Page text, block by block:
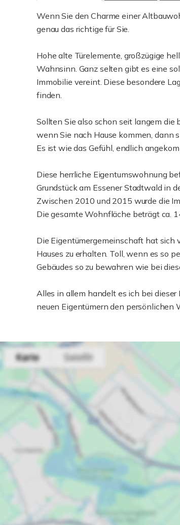
Wenn Sie den Charme einer
genau das richtige für Sie.
Hohe alte Türelemente, großzügige
Wahnsinn. Ganz selten gibt es eine
Immobilie vereint. Diese besondere
finden.
Sollten Sie also schon seit langem die
wenn Sie nach Hause kommen, dann
Es ist wie das Gefühl, endlich
Diese herrliche Eigentumswohnung
Grundstück am Essener Stadtwald in
Zwischen 2010 und 2015 wurde die
Die gesamte Wohnfläche beträgt ca.
Die Eigentümergemeinschaft hat sich
Hauses zu erhalten. Toll, wenn es so
Gebäudes so zu bewahren wie bei
Alles in allem handelt es ich bei
neuen Eigentümern den persönlichen